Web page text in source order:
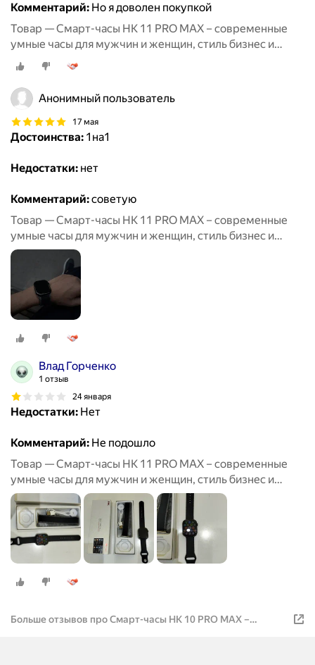
Комментарий: Но я доволен покупкой
Товар — Смарт-часы HK 11 PRO MAX – современные
умные часы для мужчин и женщин, стиль бизнес и
спорт
Анонимный пользователь
17 мая
Достоинства: 1на1
Недостатки: нет
Комментарий:советую
Товар — Смарт-часы HK 11 PRO MAX – современные
умные часы для мужчин и женщин, стиль бизнес и
спорт
Влад Горченко
1 отзыв
24 января
Недостатки: Нет
Комментарий: Не подошло
Товар — Смарт-часы HK 11 PRO MAX – современные
умные часы для мужчин и женщин, стиль бизнес и
спорт
Больше отзывов про Смарт-часы HK 10 PRO MAX –